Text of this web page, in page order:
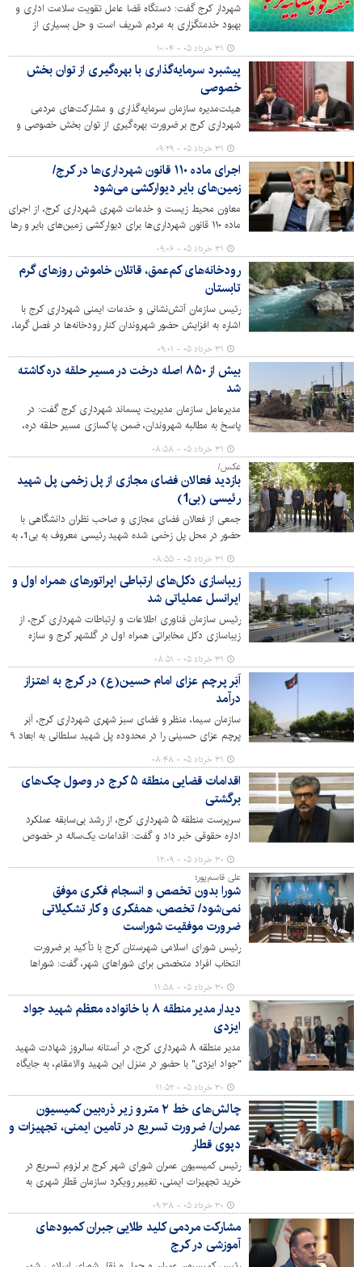
شهردار کرج گفت: دستگاه قضا عامل تقویت سلامت اداری و
بهبود خدمتگزاری به مردم شریف است و حل بسیاری از
چالش ها و مشکلات شهری با حمایت‌های مجموعه خدوم
قضایی میسر گردیده است.
۳۱ خرداد ۰۵ - ۱۰:۰۴
پیشبرد سرمایه‌گذاری با بهره‌گیری از توان بخش
خصوصی
هیئت‌مدیره سازمان سرمایه‌گذاری و مشارکت‌های مردمی
شهرداری کرج بر ضرورت بهره‌گیری از توان بخش خصوصی و
مشارکت‌های مردمی برای پیشبرد پروژه‌های سرمایه گذاری
تاکید کردند.
۳۱ خرداد ۰۵ - ۰۹:۲۹
اجرای ماده ۱۱۰ قانون شهرداری‌ها در کرج/
زمین‌های بایر دیوارکشی می‌شود
معاون محیط زیست و خدمات شهری شهرداری کرج، از اجرای
ماده ۱۱۰ قانون شهرداری‌ها برای دیوارکشی زمین‌های بایر و رها
شده در سطح شهر خبر داد و تأکید کرد: این طرح با هدف
ساماندهی سیمای شهری، ارتقای بهداشت عمومی و افزایش
امنیت محلات در حال اجراست.
۳۱ خرداد ۰۵ - ۰۹:۰۶
رودخانه‌های کم‌عمق، قاتلان خاموش روزهای گرم
تابستان
رئیس سازمان آتش‌نشانی و خدمات ایمنی شهرداری کرج با
اشاره به افزایش حضور شهروندان کنار رودخانه‌ها در فصل گرما،
بر رعایت نکات ایمنی برای پیشگیری از غرق‌شدگی تاکید کرد.
۳۱ خرداد ۰۵ - ۰۹:۰۱
بیش از ۸۵۰ اصله درخت در مسیر حلقه دره کاشته
شد
مدیرعامل سازمان مدیریت پسماند شهرداری کرج گفت: در
پاسخ به مطالبه شهروندان، ضمن پاکسازی مسیر حلقه دره،
بیش از ۸۵۰ اصله درخت در این محل کاشته شد.۳۱ خرداد ۰۵ - ۰۸:۵۸
عکس/
بازدید فعالان فضای مجازی از پل زخمی پل شهید
رئیسی (بی1)
جمعی از فعالان فضای مجازی و صاحب نظران دانشگاهی با
حضور در محل پل زخمی شده شهید رئیسی معروف به بی1، به
عنوان یکی از جنایات جنگی حمله اخیر محور آمریکایی -
صهیونی به کشورمان، قامتِ خمیده اما استوار این شاهکار
مهندسی ایران را به تماشا نشستند.
۳۱ خرداد ۰۵ - ۰۸:۵۵
زیباسازی دکل‌های ارتباطی اپراتورهای همراه اول و
ایرانسل عملیاتی شد
رئیس سازمان فناوری اطلاعات و ارتباطات شهرداری کرج، از
زیباسازی دکل‌ مخابراتی همراه اول در گلشهر کرج و سازه
آنتن‌دهی اپراتور ایرانسل واقع در حاشیه اتوبان کرج – قزوین،
جنب پل سوم خرداد خبر داد.
۳۱ خرداد ۰۵ - ۰۸:۵۱
اَبَر پرچم عزای امام حسین(ع) در کرج به اهتزاز
درآمد
سازمان سیما، منظر و فضای سبز شهری شهرداری کرج، اَبَر
پرچم عزای حسینی را در محدوده پل شهید سلطانی به ابعاد ۹
در ۱۶ متر به نشانه عزا به اهتزاز درآورد. ۳۱ خرداد ۰۵ - ۰۸:۴۸
اقدامات قضایی منطقه ۵ کرج در وصول چک‌های
برگشتی
سرپرست منطقه ۵ شهرداری کرج، از رشد بی‌سابقه عملکرد
اداره حقوقی خبر داد و گفت: اقدامات یک‌ساله در خصوص
چک‌های برگشتی نسبت به سه دهه قبل دو برابر شده و
پیگیری ساختاریافته پرونده‌های حقوقی، گامی مؤثر در صیانت
از منابع عمومی بوده است.
۳۰ خرداد ۰۵ - ۱۲:۰۹
علی قاسم‌پور؛
شورا بدون تخصص و انسجام فکری موفق
نمی‌شود/ تخصص، همفکری و کار تشکیلاتی
ضرورت موفقیت شوراست
رئیس شورای اسلامی شهرستان کرج با تأکید بر ضرورت
انتخاب افراد متخصص برای شوراهای شهر، گفت: شوراها
زمانی موفق خواهند بود که اعضای آن از دانش، تجربه، آشنایی
با قوانین و پشتوانه فکری و تشکیلاتی برخوردار باشند.
۳۰ خرداد ۰۵ - ۱۱:۵۸
دیدار مدیر منطقه ۸ با خانواده معظم شهید جواد
ایزدی
مدیر منطقه ۸ شهرداری کرج، در آستانه سالروز شهادت شهید
"جواد ایزدی" با حضور در منزل این شهید والامقام، به جایگاه
ایشان و خانواده‌اش ادای احترام کردند.
۳۰ خرداد ۰۵ - ۱۱:۵۲
چالش‌های خط ۲ مترو زیر ذره‌بین کمیسیون
عمران/ ضرورت تسریع در تامین ایمنی، تجهیزات و
دپوی قطار
رئیس کمیسیون عمران شورای شهر کرج بر لزوم تسریع در
خرید تجهیزات ایمنی، تغییر رویکرد سازمان قطار شهری به
سمت استقلال مالی و همچنین تحقق وعده‌های دولت و
شهرداری در تأمین رام و راهبر قطار تأکید کرد.
۳۰ خرداد ۰۵ - ۰۹:۳۸
مشارکت مردمی کلید طلایی جبران کمبودهای
آموزشی در کرج